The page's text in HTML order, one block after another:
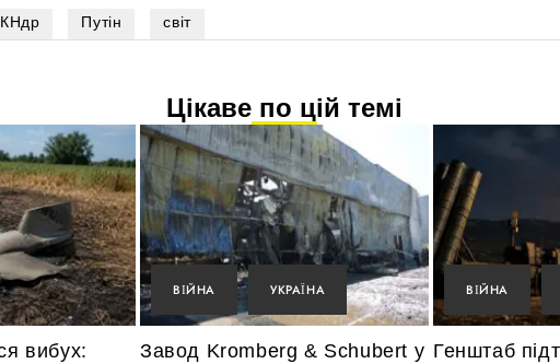
КНдр Путін світ
Цікаве по цій темі
вибух:
ВІЙНА УКРАЇНА
Завод Kromberg & Schubert у
ВІЙНА
Генштаб